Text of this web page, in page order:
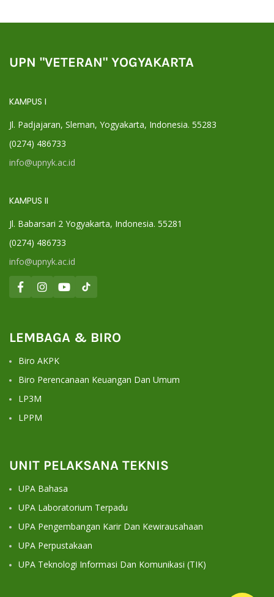
UPN "VETERAN" YOGYAKARTA
KAMPUS I
Jl. Padjajaran, Sleman, Yogyakarta, Indonesia. 55283
(0274) 486733
info@upnyk.ac.id
KAMPUS II
Jl. Babarsari 2 Yogyakarta, Indonesia. 55281
(0274) 486733
info@upnyk.ac.id
LEMBAGA & BIRO
Biro AKPK
Biro Perencanaan Keuangan Dan Umum
LP3M
LPPM
UNIT PELAKSANA TEKNIS
UPA Bahasa
UPA Laboratorium Terpadu
UPA Pengembangan Karir Dan Kewirausahaan
UPA Perpustakaan
UPA Teknologi Informasi Dan Komunikasi (TIK)